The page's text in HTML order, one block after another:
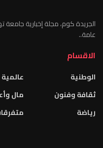
الجريدة كوم، مجلة إخبارية
عامة..
الاقسام
الوطنية
ثقافة وفنون
رياضة
عالمية
مال